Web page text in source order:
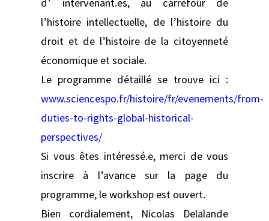
l’histoire intellectuelle, de l’histoire du
droit et de l’histoire de la citoyenneté
économique et sociale.
Le programme détaillé se trouve ici :
www.sciencespo.fr/histoire/fr/evenements/from-
duties-to-rights-global-historical-
perspectives/
Si vous êtes intéressé.e, merci de vous
inscrire à l’avance sur la page du
programme, le workshop est ouvert.
Bien cordialement, Nicolas Delalande